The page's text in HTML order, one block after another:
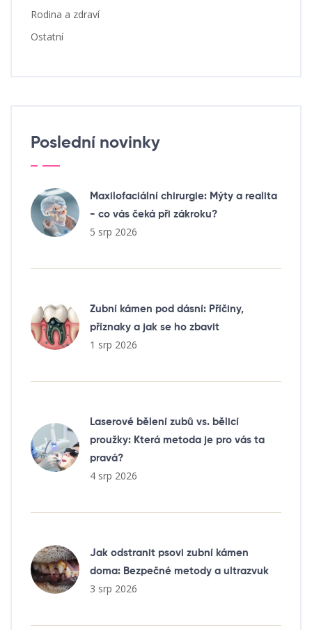
Rodina a zdraví
Ostatní
Poslední novinky
Maxilofaciální chirurgie: Mýty a realita
- co vás čeká při zákroku?
5 srp 2026
Zubní kámen pod dásní: Příčiny,
příznaky a jak se ho zbavit
1 srp 2026
Laserové bělení zubů vs. bělicí
proužky: Která metoda je pro vás ta
pravá?
4 srp 2026
Jak odstranit psovi zubní kámen
doma: Bezpečné metody a ultrazvuk
3 srp 2026